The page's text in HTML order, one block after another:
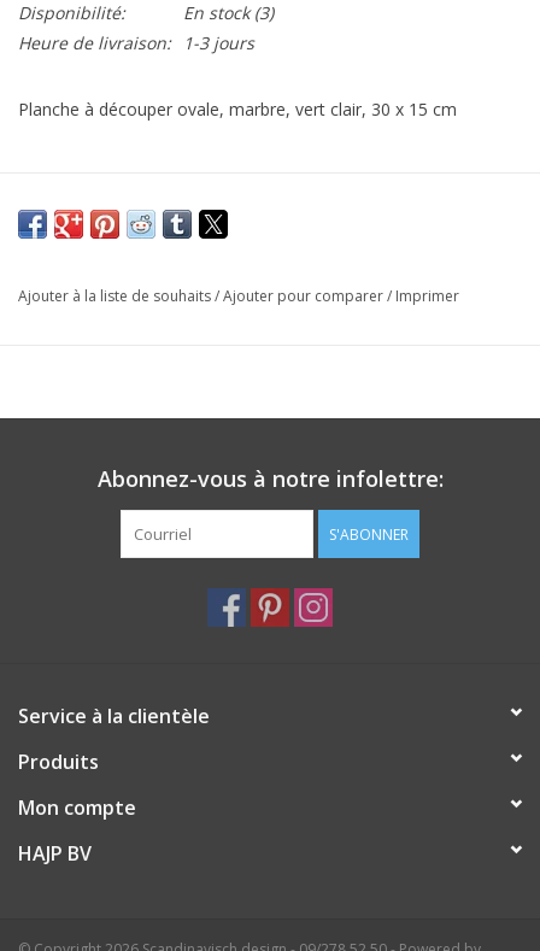
Disponibilité: En stock(3)
Heure de livraison:
1-3 jours
Planche à découper ovale, marbre, vert clair, 30 x 15 cm
Ajouter à la liste de souhaits/Ajouter pour comparer/ Imprimer
Abonnez-vous à notre infolettre:
S'ABONNER
Service à la clientèle
Produits
Mon compte
HAJP BV